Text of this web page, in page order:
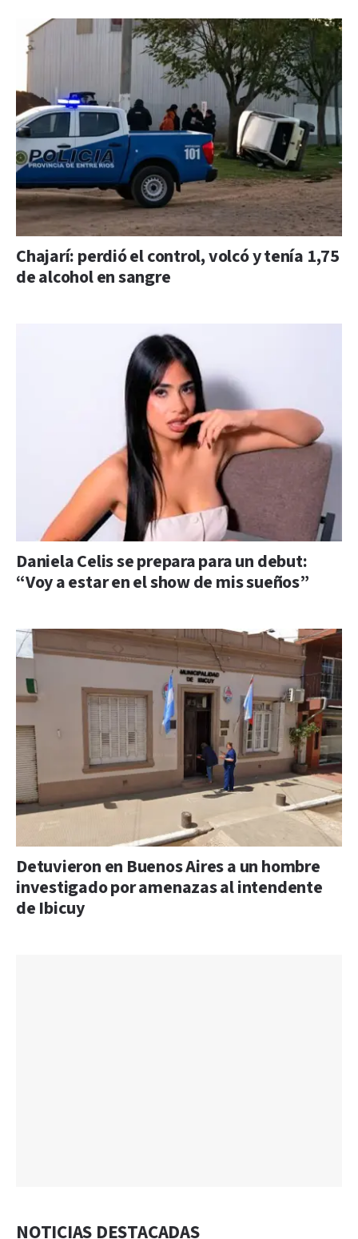
Chajarí: perdió el control, volcó y tenía 1,75
de alcohol en sangre
Daniela Celis se prepara para un debut:
“Voy a estar en el show de mis sueños”
Detuvieron en Buenos Aires a un hombre
investigado por amenazas al intendente
de Ibicuy
NOTICIAS DESTACADAS